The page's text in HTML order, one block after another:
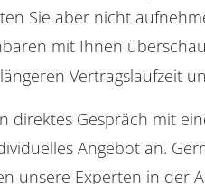
Sie aber nicht
mit Ihnen
Vertragslaufzeit
direktes Gespräch mit
Angebot an.
unsere Experten in der